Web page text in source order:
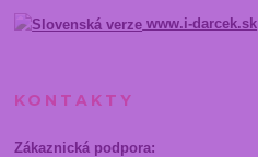
www.i-darcek.sk
KONTAKTY
Zákaznická podpora: